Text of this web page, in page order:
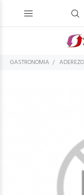
GASTRONOMIA